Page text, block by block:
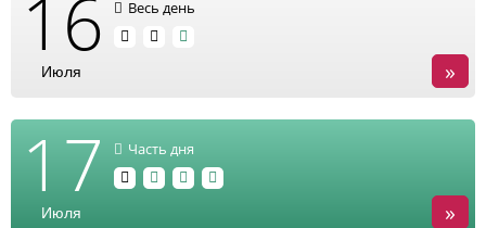
16
Июля
Весь день
»
17
Июля
Часть дня
»